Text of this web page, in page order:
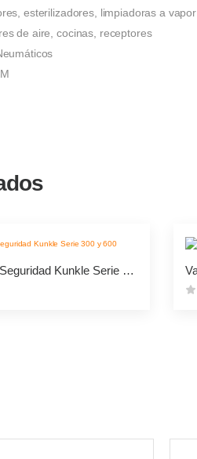
esterilizadores, limpiadoras a vapor
de aire, cocinas, receptores
Valvula de Seguridad Kunkle Serie 300 y 600